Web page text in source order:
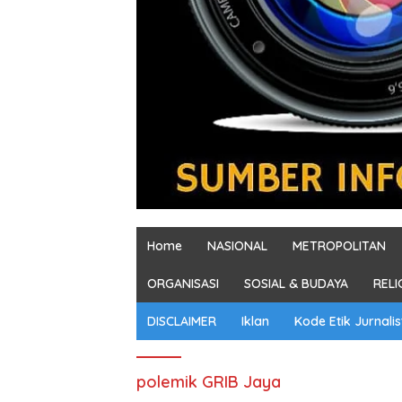
Home NASIONAL METROPOLITAN
ORGANISASI SOSIAL & BUDAYA
DISCLAIMER Iklan Kode Etik
polemik GRIB Jaya